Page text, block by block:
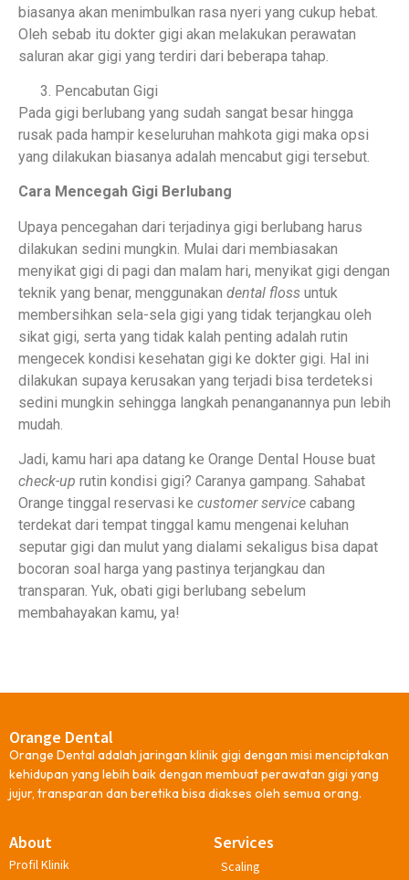
biasanya akan menimbulkan rasa nyeri yang cukup hebat.
Oleh sebab itu dokter gigi akan melakukan perawatan
saluran akar gigi yang terdiri dari beberapa tahap.
Pencabutan Gigi
Pada gigi berlubang yang sudah sangat besar hingga
rusak pada hampir keseluruhan mahkota gigi maka opsi
yang dilakukan biasanya adalah mencabut gigi tersebut.
Cara Mencegah Gigi Berlubang
Upaya pencegahan dari terjadinya gigi berlubang harus
dilakukan sedini mungkin. Mulai dari membiasakan
menyikat gigi di pagi dan malam hari, menyikat gigi dengan
teknik yang benar, menggunakan dental floss untuk
membersihkan sela-sela gigi yang tidak terjangkau oleh
sikat gigi, serta yang tidak kalah penting adalah rutin
mengecek kondisi kesehatan gigi ke dokter gigi. Hal ini
dilakukan supaya kerusakan yang terjadi bisa terdeteksi
sedini mungkin sehingga langkah penanganannya pun lebih
mudah.
Jadi, kamu hari apa datang ke Orange Dental House buat
check-up rutin kondisi gigi? Caranya gampang. Sahabat
Orange tinggal reservasi ke customer service cabang
terdekat dari tempat tinggal kamu mengenai keluhan
seputar gigi dan mulut yang dialami sekaligus bisa dapat
bocoran soal harga yang pastinya terjangkau dan
transparan. Yuk, obati gigi berlubang sebelum
membahayakan kamu, ya!
Orange Dental
Orange Dental adalah jaringan klinik gigi dengan misi menciptakan
kehidupan yang lebih baik dengan membuat perawatan gigi yang
jujur, transparan dan beretika bisa diakses oleh semua orang.
About
Profil Klinik
Services
Scaling